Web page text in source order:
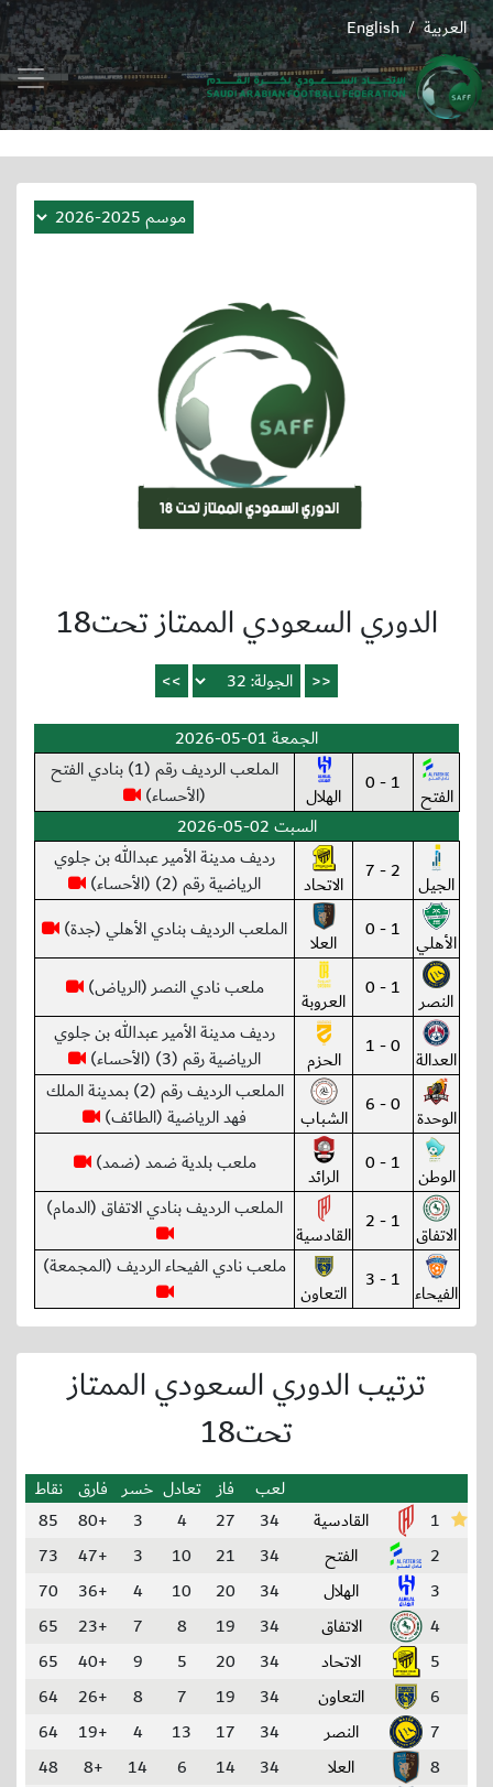
English / العربية
الدوري السعودي الممتاز تحت18
الجمعة 01-05-2026
الفتح 1 - 0 الهلال
الملعب الرديف رقم (1) بنادي الفتح
(الأحساء)
السبت 02-05-2026
الجيل 2 - 7 الاتحاد
رديف مدينة الأمير عبدالله بن جلوي
الرياضية رقم (2) (الأحساء)
الأهلي 1 - 0 العلا الملعب الرديف بنادي الأهلي (جدة)
النصر 1 - 0 العروبة ملعب نادي النصر (الرياض)
العدالة 0 - 1 الحزم
رديف مدينة الأمير عبدالله بن جلوي
الرياضية رقم (3) (الأحساء)
الوحدة 0 - 6 الشباب
الملعب الرديف رقم (2) بمدينة الملك
فهد الرياضية (الطائف)
الوطن 1 - 0 الرائد ملعب بلدية ضمد (ضمد)
الاتفاق 1 - 2 القادسية
الملعب الرديف بنادي الاتفاق (الدمام)
الفيحاء 1 - 3 التعاون
ملعب نادي الفيحاء الرديف (المجمعة)
ترتيب الدوري السعودي الممتاز
تحت18
لعب فاز تعادل خسر فارق نقاط
1
القادسية 34
27
4
3
+80
85
2
الفتح 34
21
10
3
+47
73
3
الهلال 34
20
10
4
+36
70
4
الاتفاق 34
19
8
7
+23
65
5
الاتحاد 34
20
5
9
+40
65
6
التعاون 34
19
7
8
+26
64
7
النصر 34
17
13
4
+19
64
8
العلا 34
14
6
14
+8
48